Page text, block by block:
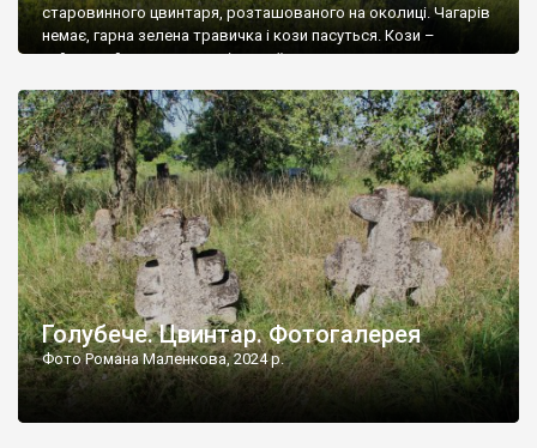
старовинного цвинтаря, розташованого на околиці. Чагарів
немає, гарна зелена травичка і кози пасуться. Кози –
найкращий регулятор шкідливої, для старих кладовищ,
бруньками, кози ті бруньки обгризають, бо то улюблений
делікатес. На цвинтарі у Голубечому ціла колекція
різноманітних форм хрестів. Село відносно невелике, […]
Голубече. Цвинтар. Фотогалерея
Фото Романа Маленкова, 2024 р.